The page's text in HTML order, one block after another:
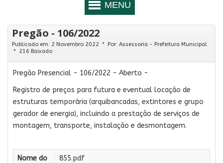
Pregão - 106/2022
Publicado em: 2 Novembro 2022 Por: Assessoria - Prefeitura Municipal
216 Baixado
Pregão Presencial - 106/2022 - Aberto -
Registro de preços para futura e eventual locação de
estruturas temporária (arquibancadas, extintores e grupo
gerador de energia), incluindo a prestação de serviços de
montagem, transporte, instalação e desmontagem.
Nome do
855.pdf